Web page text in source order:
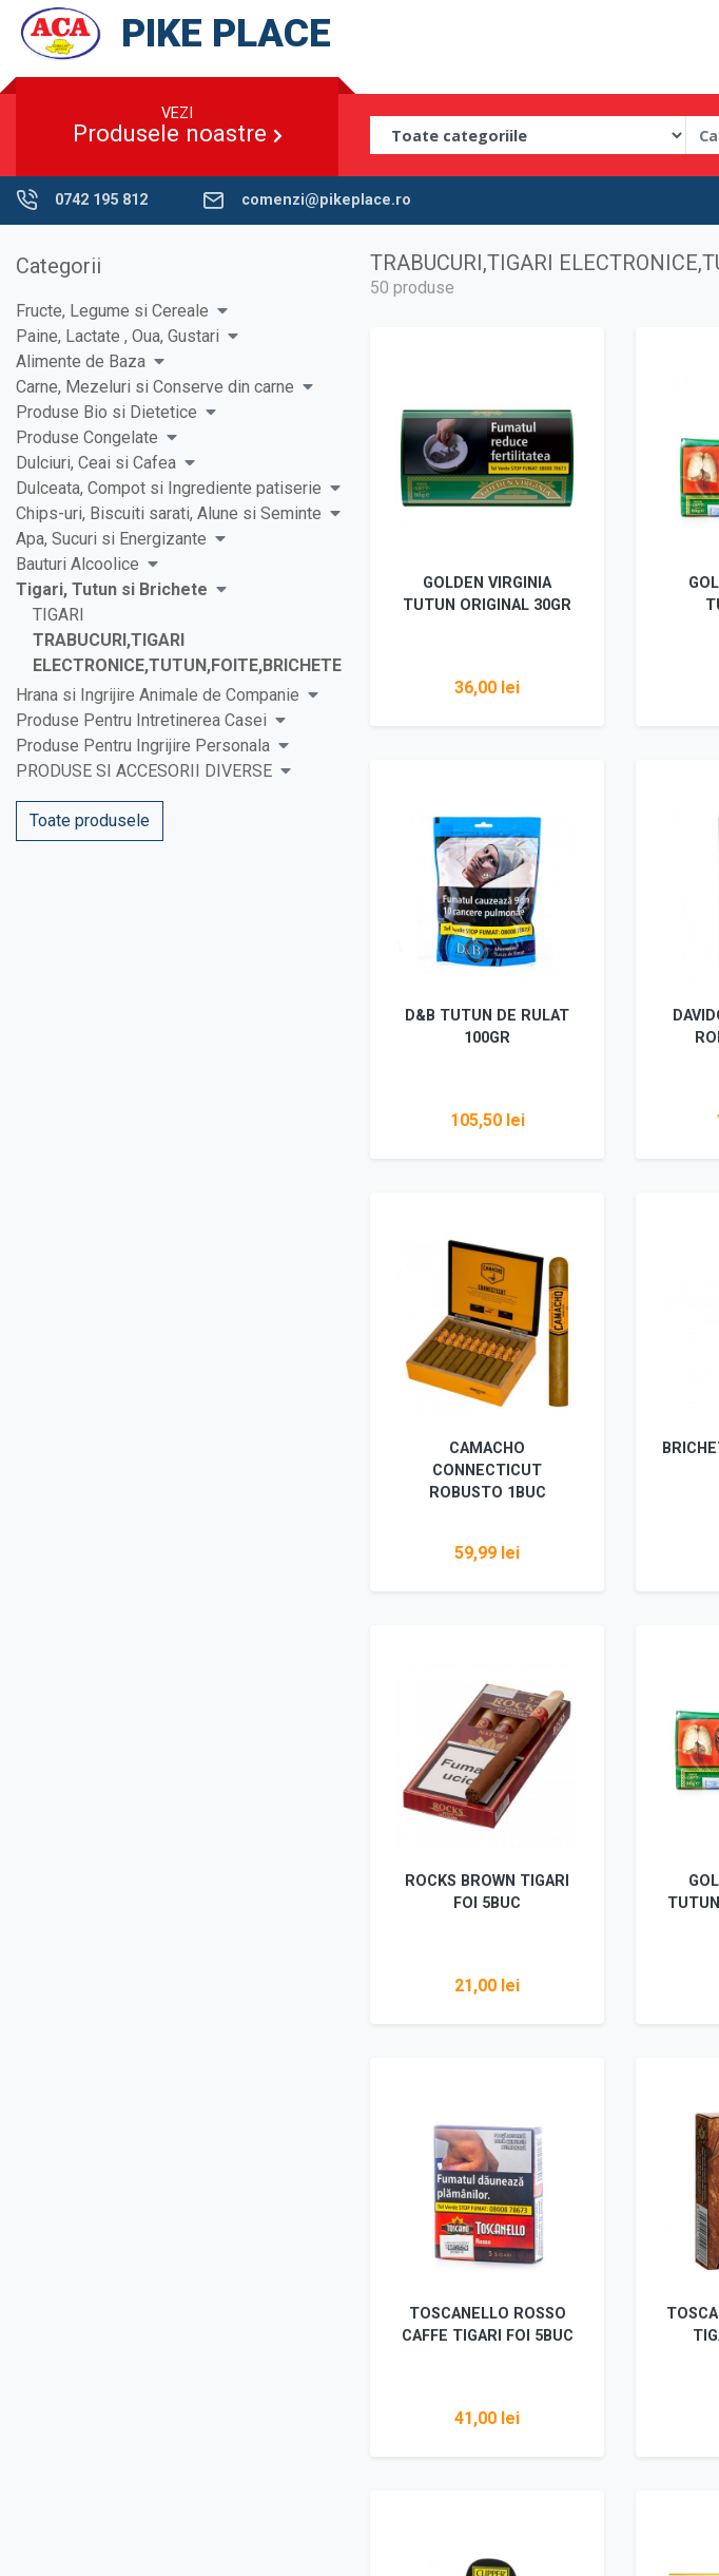
PIKE PLACE
VEZI
Produsele noastre
0742 195 812 comenzi@pikeplace.ro
Categorii
Fructe, Legume si Cereale
Paine, Lactate , Oua, Gustari
Alimente de Baza
Carne, Mezeluri si Conserve din carne
Produse Bio si Dietetice
Produse Congelate
Dulciuri, Ceai si Cafea
Dulceata, Compot si Ingrediente patiserie
Chips-uri, Biscuiti sarati, Alune si Seminte
Apa, Sucuri si Energizante
Bauturi Alcoolice
Tigari, Tutun si Brichete
TIGARI
TRABUCURI,TIGARI
ELECTRONICE,TUTUN,FOITE,BRICHETE
Hrana si Ingrijire Animale de Companie
Produse Pentru Intretinerea Casei
Produse Pentru Ingrijire Personala
PRODUSE SI ACCESORII DIVERSE
Toate produsele
TRABUCURI,TIGARI
50 produse
GOLDEN VIRGINIA
TUTUN ORIGINAL 30GR
36,00 lei
D&B TUTUN DE RULAT
100GR
105,50 lei
CAMACHO
CONNECTICUT
ROBUSTO 1BUC
59,99 lei
ROCKS BROWN TIGARI
FOI 5BUC
21,00 lei
TOSCANELLO ROSSO
CAFFE TIGARI FOI 5BUC
41,00 lei